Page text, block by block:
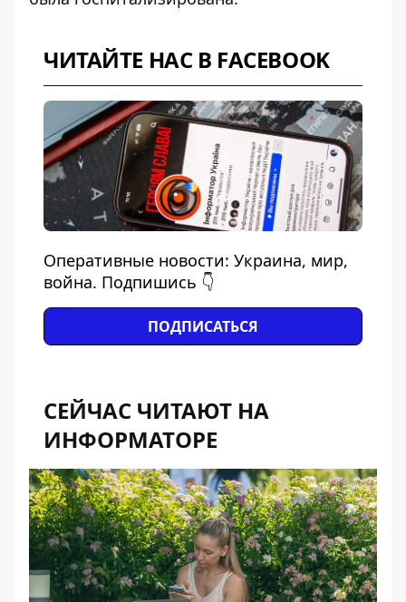
ЧИТАЙТЕ НАС В FACEBOOK
Оперативные новости: Украина, мир,
война. Подпишись 👇
ПОДПИСАТЬСЯ
СЕЙЧАС ЧИТАЮТ НА
ИНФОРМАТОРЕ